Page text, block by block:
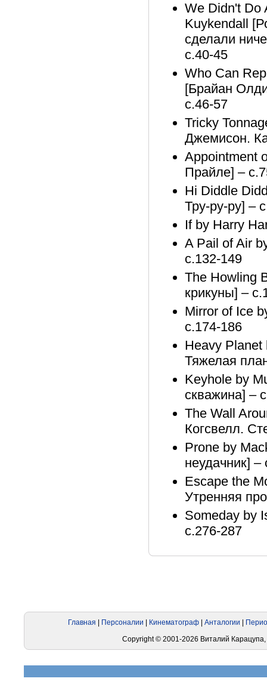
We Didn't Do
Kuykendall
сделали
с.40-45
Who Can
[Брайан
с.46-57
Tricky
Джемисон.
Appointment
Прайле] –
Hi Diddle
Тру-ру-ру] –
If by Harry
A Pail of Air
с.132-149
The Howling
крикуны] –
Mirror of Ice
с.174-186
Heavy
Тяжелая
Keyhole by
скважина] –
The Wall
Когсвелл.
Prone by
неудачник] –
Escape the
Утренняя
Someday by
с.276-287